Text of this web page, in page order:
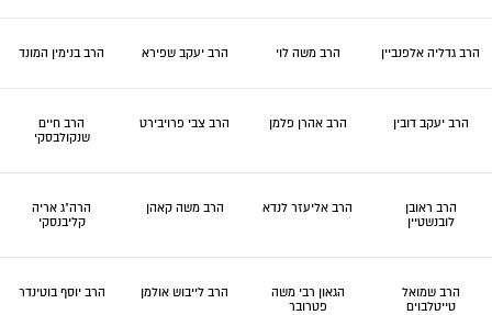
הרב גדליה אלפנביין הרב משה לוי הרב יעקב שפירא הרב בנימין המונד
הרב יעקב דובין הרב אהרן פלמן הרב צבי פרויבירט
הרב חיים
שנקולבסקי
הרב ראובן
לובנשטיין
הרב אליעזר לנדא הרב משה קאהן
הרה"ג אריה
קליבנסקי
הרב שמואל
טייטלבוים
הגאון רבי משה
פטרובר
הרב לייבוש אולמן הרב יוסף בוטינדר